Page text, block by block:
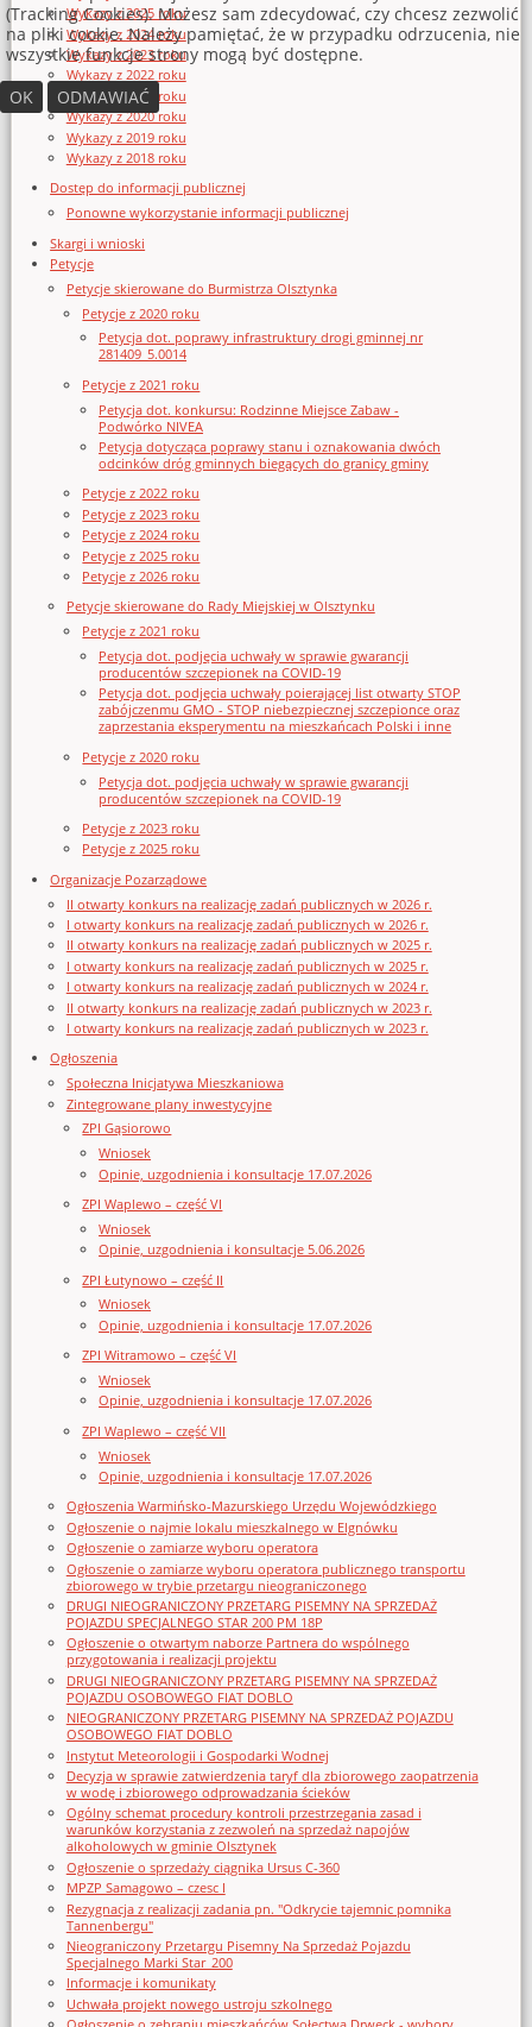
Wykazy z 2025 roku
Wykazy z 2024 roku
Wykazy z 2023 roku
Wykazy z 2022 roku
Wykazy z 2021 roku
Wykazy z 2020 roku
Wykazy z 2019 roku
Wykazy z 2018 roku
Dostęp do informacji publicznej
Ponowne wykorzystanie informacji publicznej
Skargi i wnioski
Petycje
Petycje skierowane do Burmistrza Olsztynka
Petycje z 2020 roku
Petycja dot. poprawy infrastruktury drogi gminnej nr
281409_5.0014
Petycje z 2021 roku
Petycja dot. konkursu: Rodzinne Miejsce Zabaw -
Podwórko NIVEA
Petycja dotycząca poprawy stanu i oznakowania dwóch
odcinków dróg gminnych biegących do granicy gminy
Petycje z 2022 roku
Petycje z 2023 roku
Petycje z 2024 roku
Petycje z 2025 roku
Petycje z 2026 roku
Petycje skierowane do Rady Miejskiej w Olsztynku
Petycje z 2021 roku
Petycja dot. podjęcia uchwały w sprawie gwarancji
producentów szczepionek na COVID-19
Petycja dot. podjęcia uchwały poierającej list otwarty STOP
zabójczenmu GMO - STOP niebezpiecznej szczepionce oraz
zaprzestania eksperymentu na mieszkańcach Polski i inne
Petycje z 2020 roku
Petycja dot. podjęcia uchwały w sprawie gwarancji
producentów szczepionek na COVID-19
Petycje z 2023 roku
Petycje z 2025 roku
Organizacje Pozarządowe
II otwarty konkurs na realizację zadań publicznych w 2026 r.
I otwarty konkurs na realizację zadań publicznych w 2026 r.
II otwarty konkurs na realizację zadań publicznych w 2025 r.
I otwarty konkurs na realizację zadań publicznych w 2025 r.
I otwarty konkurs na realizację zadań publicznych w 2024 r.
II otwarty konkurs na realizację zadań publicznych w 2023 r.
I otwarty konkurs na realizację zadań publicznych w 2023 r.
Ogłoszenia
Społeczna Inicjatywa Mieszkaniowa
Zintegrowane plany inwestycyjne
ZPI Gąsiorowo
Wniosek
Opinie, uzgodnienia i konsultacje 17.07.2026
ZPI Waplewo – część VI
Wniosek
Opinie, uzgodnienia i konsultacje 5.06.2026
ZPI Łutynowo – część II
Wniosek
Opinie, uzgodnienia i konsultacje 17.07.2026
ZPI Witramowo – część VI
Wniosek
Opinie, uzgodnienia i konsultacje 17.07.2026
ZPI Waplewo – część VII
Wniosek
Opinie, uzgodnienia i konsultacje 17.07.2026
Ogłoszenia Warmińsko-Mazurskiego Urzędu Wojewódzkiego
Ogłoszenie o najmie lokalu mieszkalnego w Elgnówku
Ogłoszenie o zamiarze wyboru operatora
Ogłoszenie o zamiarze wyboru operatora publicznego transportu
zbiorowego w trybie przetargu nieograniczonego
DRUGI NIEOGRANICZONY PRZETARG PISEMNY NA SPRZEDAŻ
POJAZDU SPECJALNEGO STAR 200 PM 18P
Ogłoszenie o otwartym naborze Partnera do wspólnego
przygotowania i realizacji projektu
DRUGI NIEOGRANICZONY PRZETARG PISEMNY NA SPRZEDAŻ
POJAZDU OSOBOWEGO FIAT DOBLO
NIEOGRANICZONY PRZETARG PISEMNY NA SPRZEDAŻ POJAZDU
OSOBOWEGO FIAT DOBLO
Instytut Meteorologii i Gospodarki Wodnej
Decyzja w sprawie zatwierdzenia taryf dla zbiorowego zaopatrzenia
w wodę i zbiorowego odprowadzania ścieków
Ogólny schemat procedury kontroli przestrzegania zasad i
warunków korzystania z zezwoleń na sprzedaż napojów
alkoholowych w gminie Olsztynek
Ogłoszenie o sprzedaży ciągnika Ursus C-360
MPZP Samagowo – czesc I
Rezygnacja z realizacji zadania pn. "Odkrycie tajemnic pomnika
Tannenbergu"
Nieograniczony Przetargu Pisemny Na Sprzedaż Pojazdu
Specjalnego Marki Star_200
Informacje i komunikaty
Uchwała projekt nowego ustroju szkolnego
(Tracking Cookies). Możesz sam zdecydować, czy chcesz zezwolić
na pliki cookie. Należy pamiętać, że w przypadku odrzucenia, nie
wszystkie funkcje strony mogą być dostępne.
OK
ODMAWIAĆ